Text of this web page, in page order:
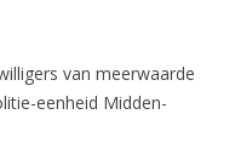
van meerwaarde
eenheid Midden-